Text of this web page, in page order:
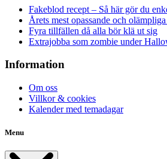
Fakeblod recept – Så här gör du
Årets mest opassande och
Fyra tillfällen då alla bör klä ut sig
Extrajobba som zombie under
Information
Om oss
Villkor & cookies
Kalender med temadagar
Menu